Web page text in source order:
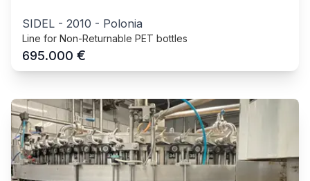
SIDEL - 2010 - Polonia
Line for Non-Returnable PET bottles
695.000 €